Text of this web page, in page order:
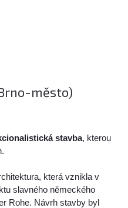
město)
stavba, kterou
která vznikla v
slavného německého
Rohe. Návrh stavby byl